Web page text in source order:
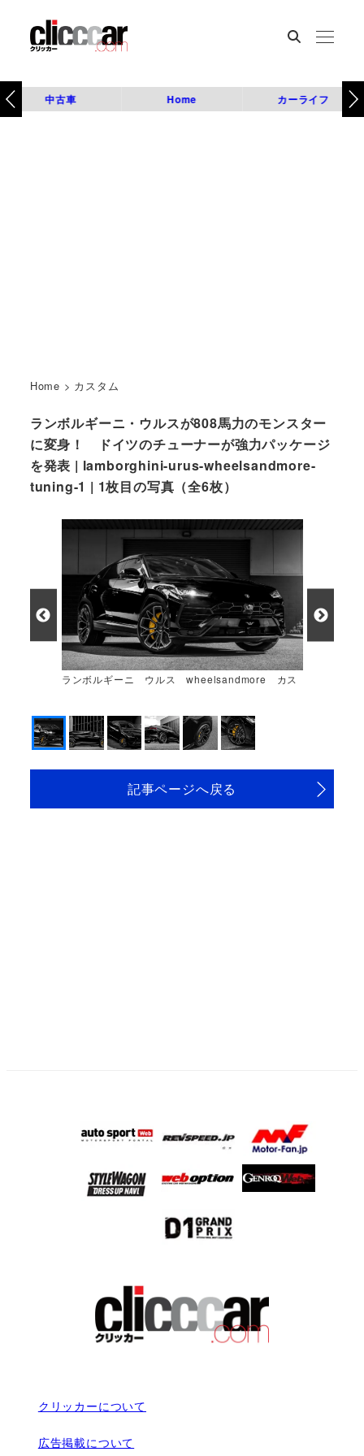
中古車 Home カーライフ
Home > カスタム
ランボルギーニ・ウルスが808馬力のモンスター
に変身！ ドイツのチューナーが強力パッケージ
を発表 | lamborghini-urus-wheelsandmore-
tuning-1 | 1枚目の写真（全6枚）
ランボルギーニ ウルス wheelsandmore カス
記事ページへ戻る
クリッカーについて
広告掲載について